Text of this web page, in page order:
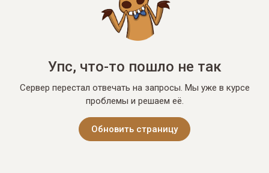
Упс, что-то пошло не так
Сервер перестал отвечать на запросы. Мы уже в курсе
проблемы и решаем её.
Обновить страницу